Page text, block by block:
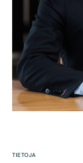
TIETOJA